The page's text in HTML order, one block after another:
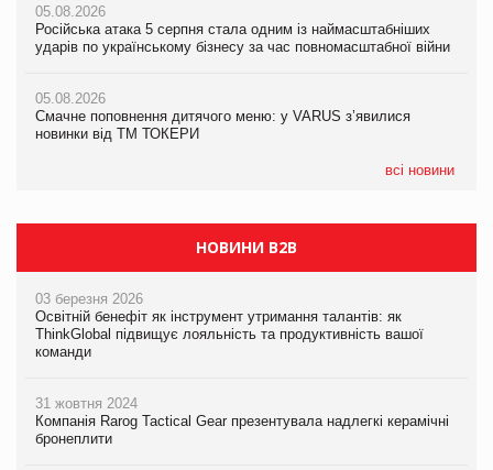
05.08.2026
Російська атака 5 серпня стала одним із наймасштабніших
ударів по українському бізнесу за час повномасштабної війни
05.08.2026
Смачне поповнення дитячого меню: у VARUS з’явилися
новинки від ТМ ТОКЕРИ
всі новини
05.08.2026
Російська атака 5 серпня стала одним із наймасштабніших
ударів по українському бізнесу за час повномасштабної війни
05.08.2026
Смачне поповнення дитячого меню: у VARUS з’явилися
новинки від ТМ ТОКЕРИ
продуктів
НОВИНИ B2B
03 березня 2026
Освітній бенефіт як інструмент утримання талантів: як
ThinkGlobal підвищує лояльність та продуктивність вашої
команди
31 жовтня 2024
Компанія Rarog Tactical Gear презентувала надлегкі керамічні
бронеплити